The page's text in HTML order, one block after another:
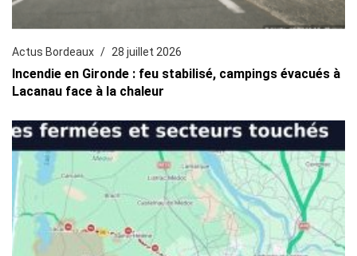
Actus Bordeaux 28 juillet 2026
Incendie en Gironde : feu stabilisé, campings évacués à
Lacanau face à la chaleur